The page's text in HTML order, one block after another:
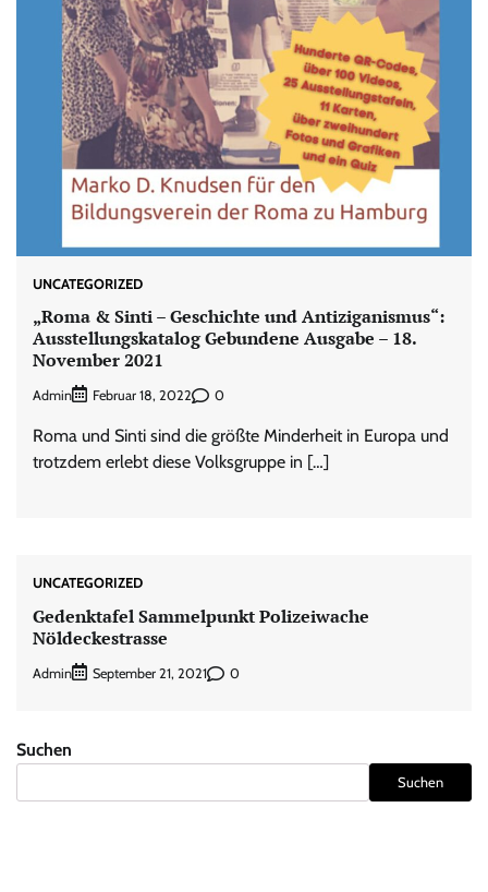
UNCATEGORIZED
„Roma & Sinti – Geschichte und Antiziganismus“:
Ausstellungskatalog Gebundene Ausgabe – 18.
November 2021
Admin Februar 18, 2022 0
Roma und Sinti sind die größte Minderheit in Europa und
trotzdem erlebt diese Volksgruppe in […]
UNCATEGORIZED
Gedenktafel Sammelpunkt Polizeiwache
Nöldeckestrasse
Admin September 21, 2021 0
Suchen
Suchen